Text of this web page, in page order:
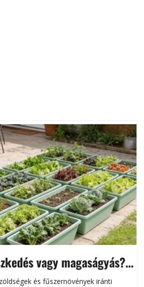
vagy magaságyás?
kertészkedés
és fűszernövények iránti